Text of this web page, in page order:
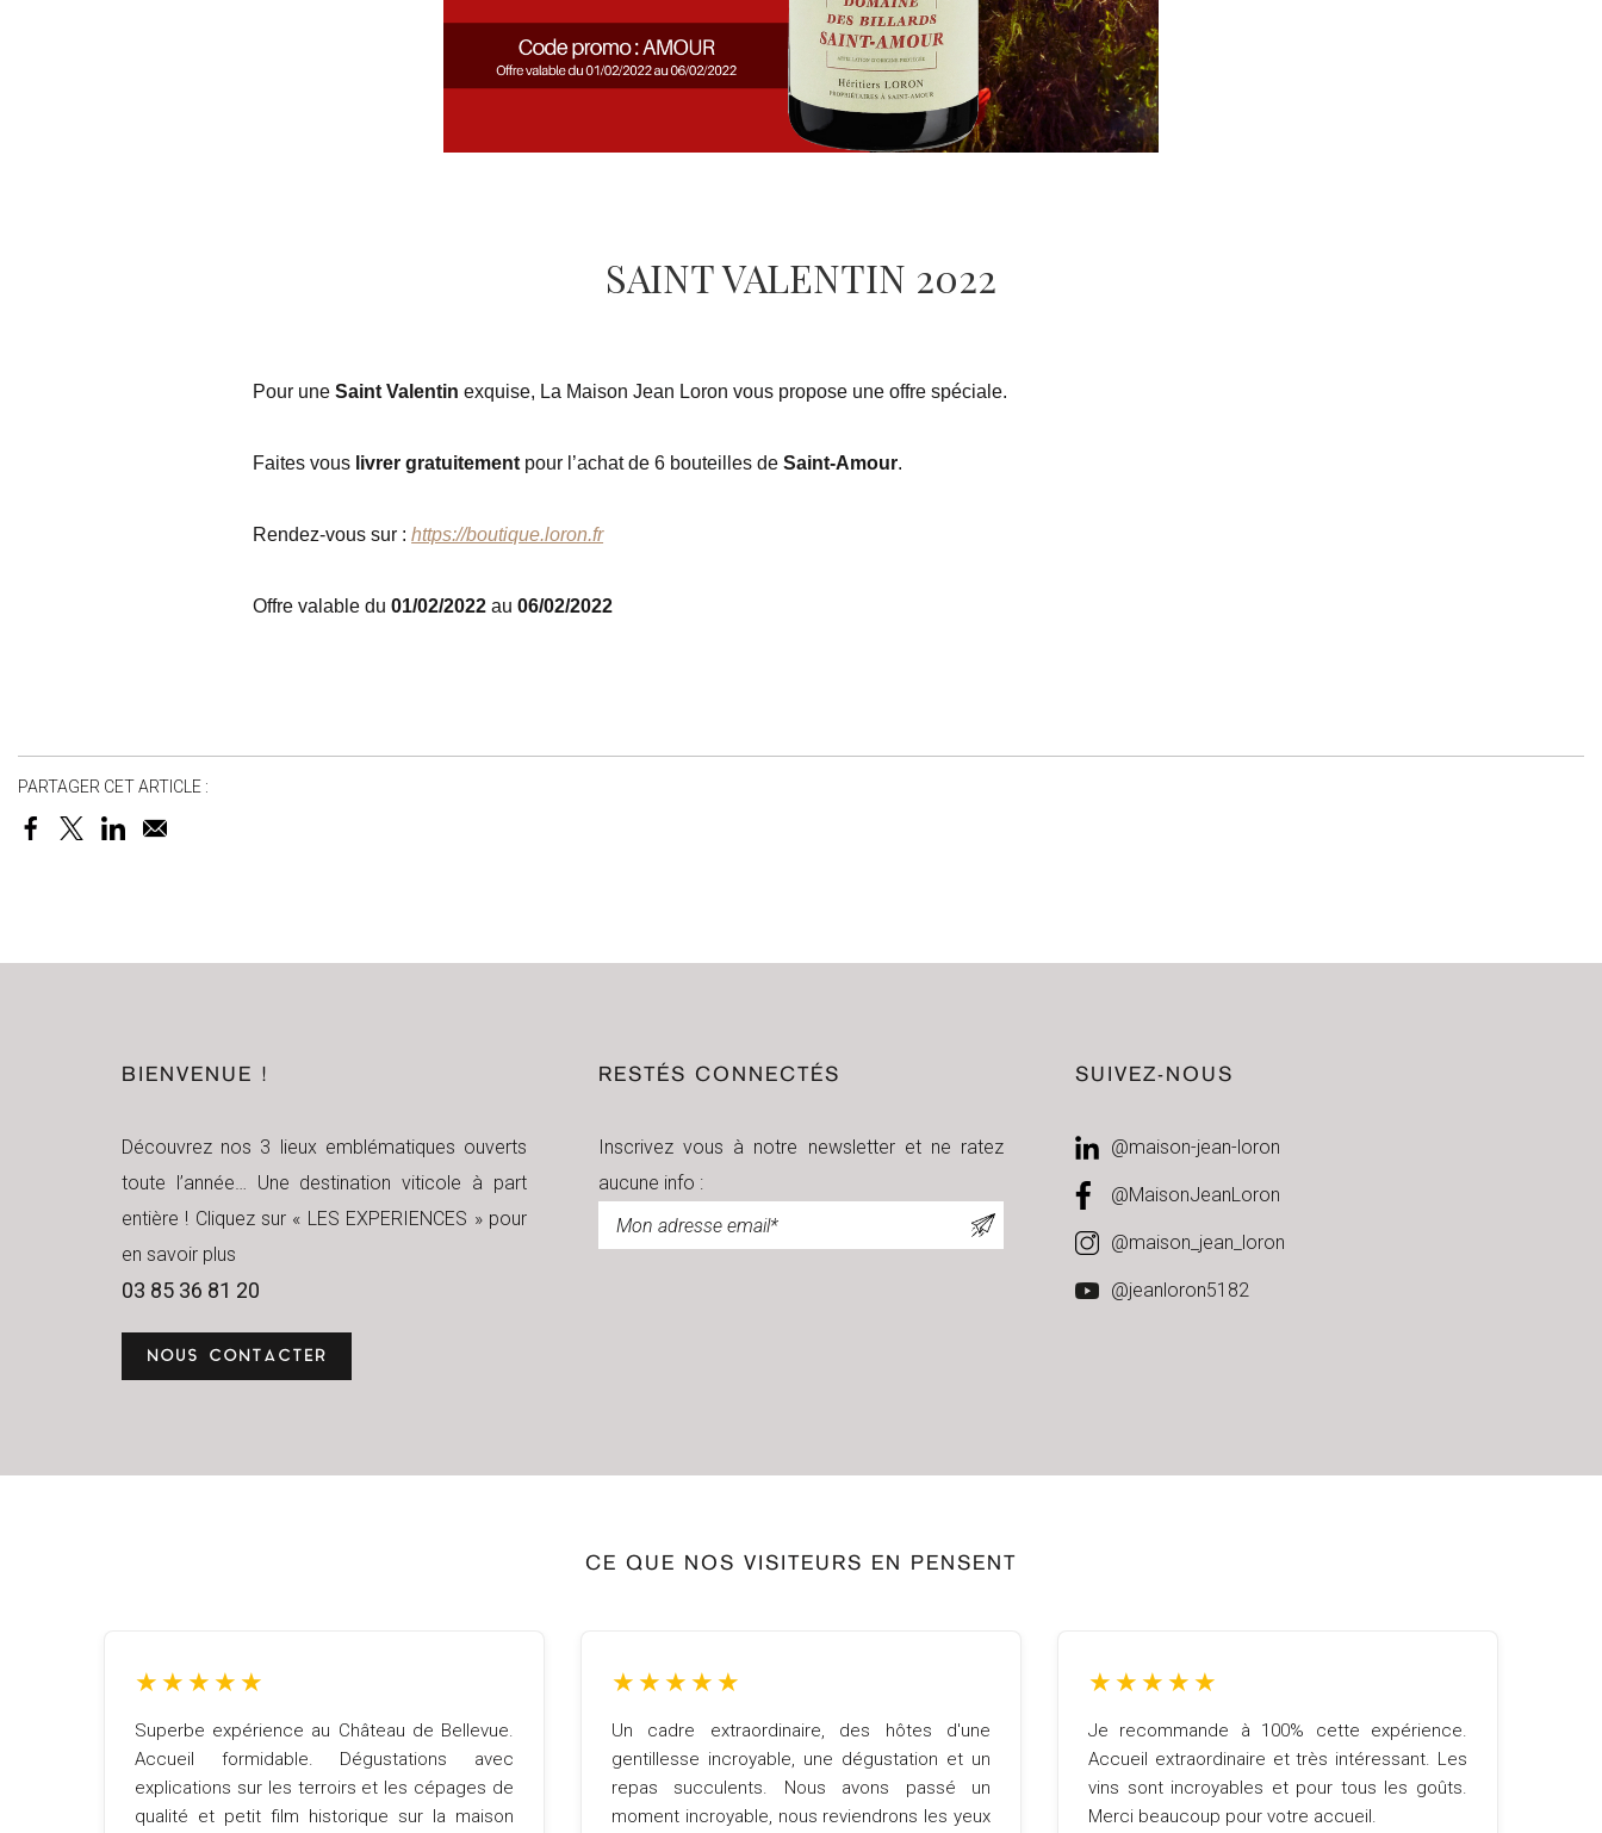
SAINT VALENTIN 2022
Pour uneSaint Valentin exquise, La Maison Jean Loron vous propose une offre spéciale.
Faites vous livrer gratuitement pour l’achat de 6 bouteilles deSaint-Amour.
Rendez-vous sur :https://boutique.loron.fr
Offre valable du01/02/2022 au06/02/2022
PARTAGER CET ARTICLE :
BIENVENUE !
Découvrez nos 3 lieux emblématiques ouverts
toute l’année… Une destination viticole à part
entière ! Cliquez sur « LES EXPERIENCES » pour
en savoir plus
03 85 36 81 20
NOUS CONTACTER
RESTÉS CONNECTÉS
Inscrivez vous à notre newsletter et ne ratez
aucune info :
SUIVEZ-NOUS
@maison-jean-loron
@MaisonJeanLoron
@maison_jean_loron
@jeanloron5182
CE QUE NOS VISITEURS EN PENSENT
★ ★ ★ ★ ★
Superbe expérience au Château de Bellevue.
Accueil formidable. Dégustations avec
explications sur les terroirs et les cépages de
qualité et petit film historique sur la maison
★ ★ ★ ★ ★
Un cadre extraordinaire, des hôtes d'une
gentillesse incroyable, une dégustation et un
repas succulents. Nous avons passé un
moment incroyable, nous reviendrons les yeux
★ ★ ★ ★ ★
Je recommande à 100% cette expérience.
Accueil extraordinaire et très intéressant. Les
vins sont incroyables et pour tous les goûts.
Merci beaucoup pour votre accueil.